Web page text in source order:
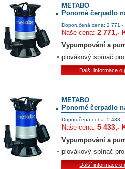
METABO
Ponorné čerpadlo
Doporučená cena: 2 771,-
Naše cena: 2 771,-
Vypumpování a
plovákový spínač
Další informace o
METABO
Ponorné čerpadlo
Doporučená cena: 5 433,-
Naše cena: 5 433,-
Vypumpování a
plovákový spínač
Další informace o